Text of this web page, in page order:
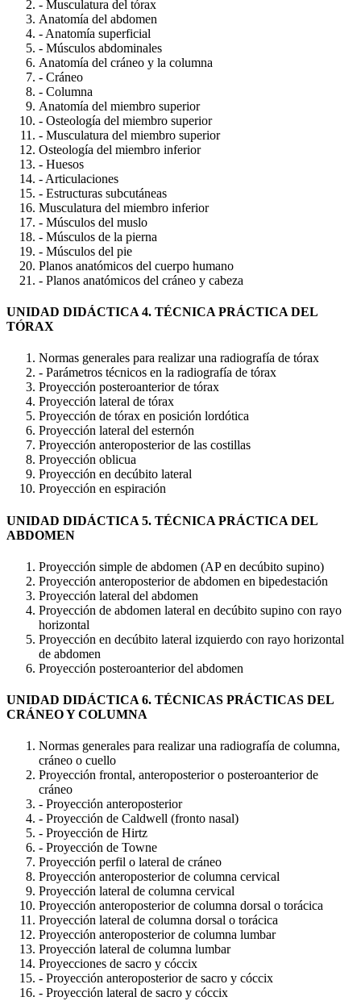
- Musculatura del tórax
Anatomía del abdomen
- Anatomía superficial
- Músculos abdominales
Anatomía del cráneo y la columna
- Cráneo
- Columna
Anatomía del miembro superior
- Osteología del miembro superior
- Musculatura del miembro superior
Osteología del miembro inferior
- Huesos
- Articulaciones
- Estructuras subcutáneas
Musculatura del miembro inferior
- Músculos del muslo
- Músculos de la pierna
- Músculos del pie
Planos anatómicos del cuerpo humano
- Planos anatómicos del cráneo y cabeza
UNIDAD DIDÁCTICA 4. TÉCNICA PRÁCTICA DEL
TÓRAX
Normas generales para realizar una radiografía de tórax
- Parámetros técnicos en la radiografía de tórax
Proyección posteroanterior de tórax
Proyección lateral de tórax
Proyección de tórax en posición lordótica
Proyección lateral del esternón
Proyección anteroposterior de las costillas
Proyección oblicua
Proyección en decúbito lateral
Proyección en espiración
UNIDAD DIDÁCTICA 5. TÉCNICA PRÁCTICA DEL
ABDOMEN
Proyección simple de abdomen (AP en decúbito supino)
Proyección anteroposterior de abdomen en bipedestación
Proyección lateral del abdomen
Proyección de abdomen lateral en decúbito supino con rayo
horizontal
Proyección en decúbito lateral izquierdo con rayo horizontal
de abdomen
Proyección posteroanterior del abdomen
UNIDAD DIDÁCTICA 6. TÉCNICAS PRÁCTICAS DEL
CRÁNEO Y COLUMNA
Normas generales para realizar una radiografía de columna,
cráneo o cuello
Proyección frontal, anteroposterior o posteroanterior de
cráneo
- Proyección anteroposterior
- Proyección de Caldwell (fronto nasal)
- Proyección de Hirtz
- Proyección de Towne
Proyección perfil o lateral de cráneo
Proyección anteroposterior de columna cervical
Proyección lateral de columna cervical
Proyección anteroposterior de columna dorsal o torácica
Proyección lateral de columna dorsal o torácica
Proyección anteroposterior de columna lumbar
Proyección lateral de columna lumbar
Proyecciones de sacro y cóccix
- Proyección anteroposterior de sacro y cóccix
- Proyección lateral de sacro y cóccix